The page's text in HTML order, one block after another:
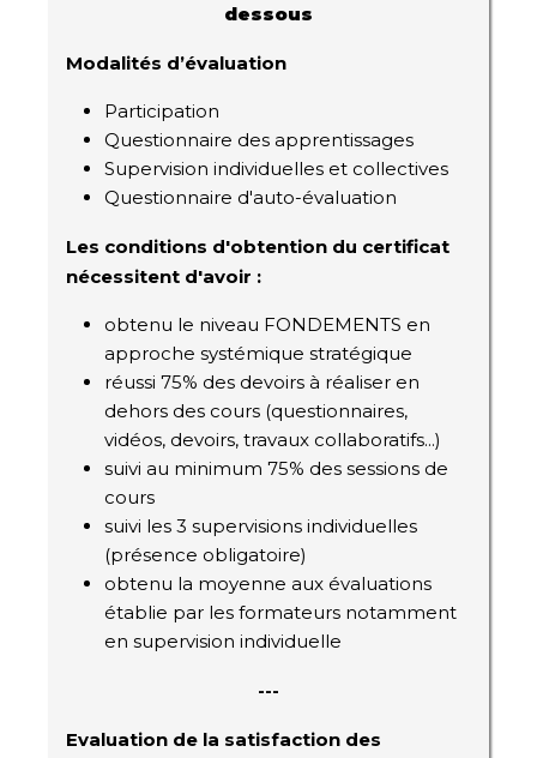
dessous
Modalités d’évaluation
Participation
Questionnaire des apprentissages
Supervision individuelles et collectives
Questionnaire d'auto-évaluation
Les conditions d'obtention du certificat
nécessitent d'avoir :
obtenu le niveau FONDEMENTS en
approche systémique stratégique
réussi 75% des devoirs à réaliser en
dehors des cours (questionnaires,
vidéos, devoirs, travaux collaboratifs...)
suivi au minimum 75% des sessions de
cours
suivi les 3 supervisions individuelles
(présence obligatoire)
obtenu la moyenne aux évaluations
établie par les formateurs notamment
en supervision individuelle
---
Evaluation de la satisfaction des